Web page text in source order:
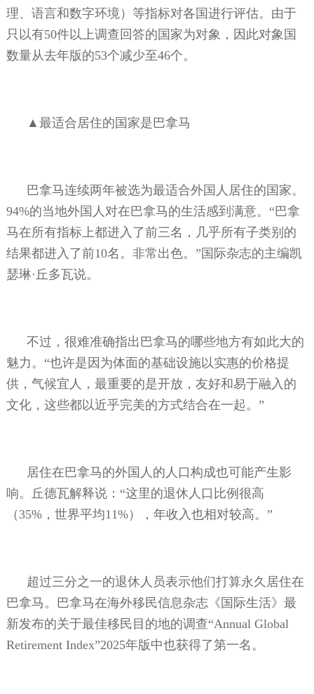
理、语言和数字环境）等指标对各国进行评估。由于
只以有50件以上调查回答的国家为对象，因此对象国
数量从去年版的53个减少至46个。
▲最适合居住的国家是巴拿马
巴拿马连续两年被选为最适合外国人居住的国家。
94%的当地外国人对在巴拿马的生活感到满意。“巴拿
马在所有指标上都进入了前三名，几乎所有子类别的
结果都进入了前10名。非常出色。”国际杂志的主编凯
瑟琳·丘多瓦说。
不过，很难准确指出巴拿马的哪些地方有如此大的
魅力。“也许是因为体面的基础设施以实惠的价格提
供，气候宜人，最重要的是开放，友好和易于融入的
文化，这些都以近乎完美的方式结合在一起。”
居住在巴拿马的外国人的人口构成也可能产生影
响。丘德瓦解释说：“这里的退休人口比例很高
（ 35%，世界平均11%），年收入也相对较高。”
超过三分之一的退休人员表示他们打算永久居住在
巴拿马。巴拿马在海外移民信息杂志《国际生活》最
新发布的关于最佳移民目的地的调查“Annual Global
Retirement Index”2025年版中也获得了第一名。